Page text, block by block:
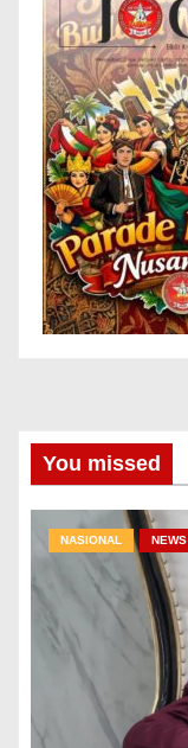
You missed
NASIONAL NEWS